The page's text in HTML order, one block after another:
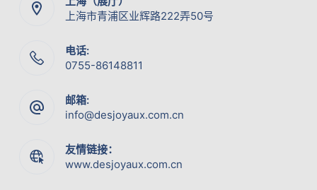
上海市青浦区业辉路222弄50号
电话:
0755-86148811
邮箱:
info@desjoyaux.com.cn
友情链接：
www.desjoyaux.com.cn